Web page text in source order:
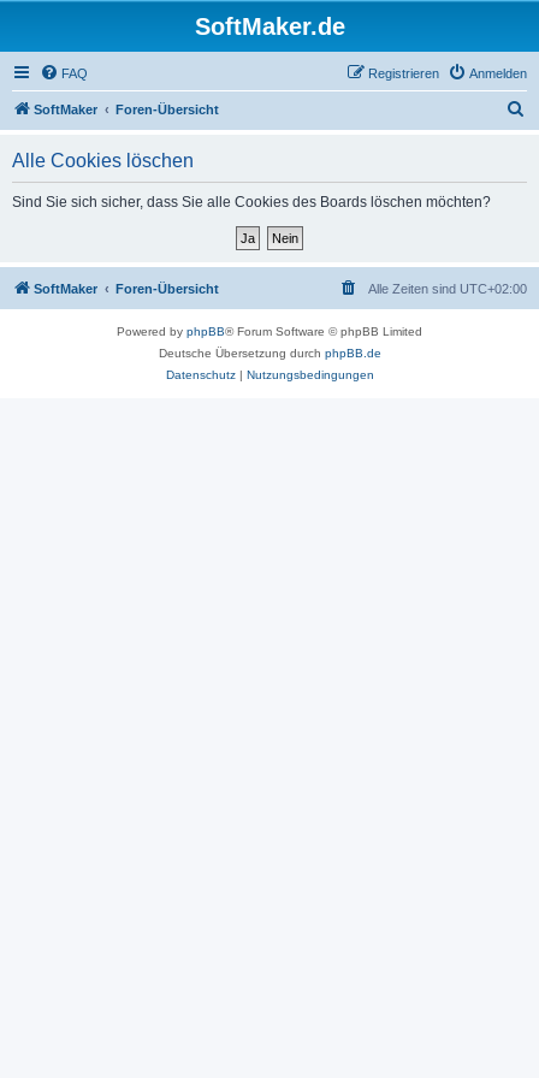
SoftMaker.de
FAQ Anmelden
Registrieren
SoftMaker Foren-Übersicht
Alle Cookies löschen
Sind Sie sich sicher, dass Sie alle Cookies des Boards löschen möchten?
SoftMaker Foren-Übersicht Alle Zeiten sind UTC+02:00
Powered by phpBB® Forum Software © phpBB Limited
Deutsche Übersetzung durch phpBB.de
Datenschutz| Nutzungsbedingungen